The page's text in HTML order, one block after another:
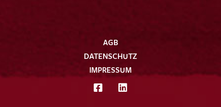
AGB
DATENSCHUTZ
IMPRESSUM